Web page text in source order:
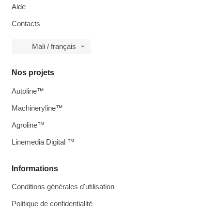
Aide
Contacts
Mali / français
Informations
Conditions générales d'utilisation
Politique de confidentialité
Nos projets
Autoline™
Machineryline™
Agroline™
Linemedia Digital ™